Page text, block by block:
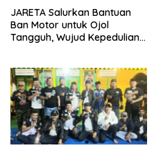
JARETA Salurkan Bantuan
Ban Motor untuk Ojol
Tangguh, Wujud Kepedulian